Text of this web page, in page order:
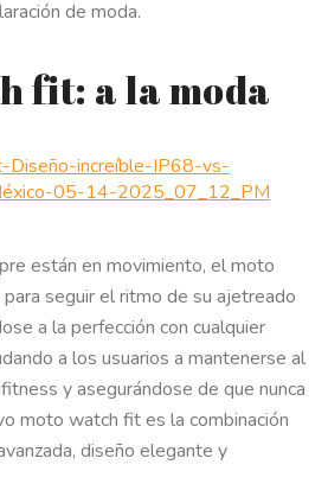
de moda.
fit: a la moda
están en movimiento, el moto
seguir el ritmo de su ajetreado
a la perfección con cualquier
a los usuarios a mantenerse al
y asegurándose de que nunca
moto watch fit es la combinación
diseño elegante y